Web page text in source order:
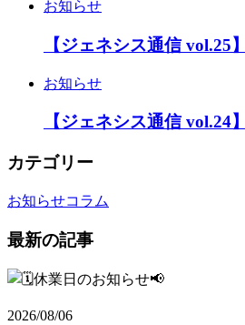
お知らせ
【ジェネシス通信
お知らせ
【ジェネシス通信
カテゴリー
お知らせコラム
最新の記事
2026/08/06